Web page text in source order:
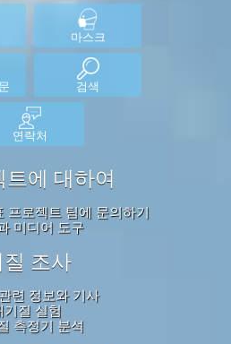
마스크
검색
연락처
트에 대하여
프로젝트 팀에 문의하기
미디어 도구
조사
련 정보와 기사
기질 실험
측정기 분석